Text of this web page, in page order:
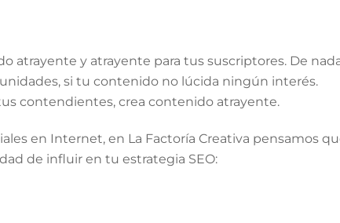
atrayente y atrayente para tus suscriptores. De
si tu contenido no lúcida ningún interés.
contendientes, crea contenido atrayente.
en Internet, en La Factoría Creativa pensamos
de influir en tu estrategia SEO: